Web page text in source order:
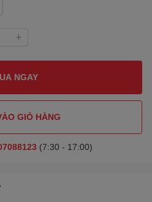
NGAY
GIỎ HÀNG
(7:30 - 17:00)